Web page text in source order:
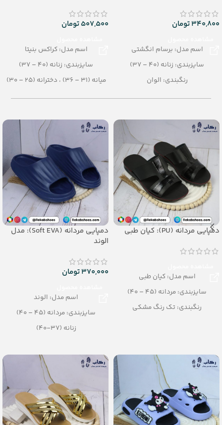
340,800تومان
اسم مدل: برسام انگشتی
سایزبندی: زنانه (40 – 37)
رنگبندی: الوان
تعداد در کارتن: 16 جفت
507,500تومان
اسم مدل: کراکس بنیتا
سایزبندی: زنانه (40 – 37)
میانه (31 – 36) ، دخترانه (25 – 30)
رنگبندی: الوان
دمپایی مردانه (PU): کیان طبی
اسم مدل: کیان طبی
سایزبندی: مردانه (45 – 40)
رنگبندی: تک رنگ مشکی
دمپایی مردانه (Soft EVA): مدل
الوند
370,000تومان
اسم مدل: الوند
سایزبندی: مردانه (45 – 40)
زنانه (37-40)
تعداد در کارتن: 12 جفت